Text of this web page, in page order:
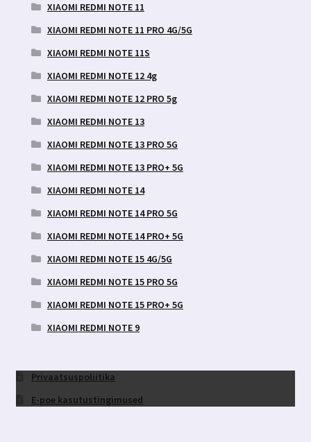
XIAOMI REDMI NOTE 11
XIAOMI REDMI NOTE 11 PRO 4G/5G
XIAOMI REDMI NOTE 11S
XIAOMI REDMI NOTE 12 4g
XIAOMI REDMI NOTE 12 PRO 5g
XIAOMI REDMI NOTE 13
XIAOMI REDMI NOTE 13 PRO 5G
XIAOMI REDMI NOTE 13 PRO+ 5G
XIAOMI REDMI NOTE 14
XIAOMI REDMI NOTE 14 PRO 5G
XIAOMI REDMI NOTE 14 PRO+ 5G
XIAOMI REDMI NOTE 15 4G/5G
XIAOMI REDMI NOTE 15 PRO 5G
XIAOMI REDMI NOTE 15 PRO+ 5G
XIAOMI REDMI NOTE 9
Privaatsuspoliitika
E-poe kasutustingimused